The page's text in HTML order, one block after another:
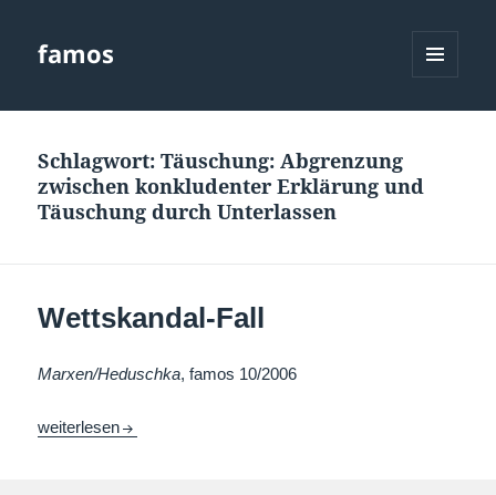
famos
Schlagwort:Täuschung: Abgrenzung
zwischen konkludenter Erklärung und
Täuschung durch Unterlassen
Wettskandal-Fall
Marxen/Heduschka, famos 10/2006
Wettskandal-Fall
weiterlesen